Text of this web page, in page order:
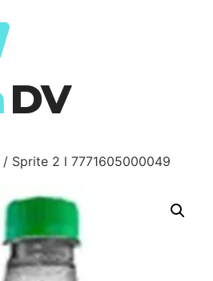
/ Sprite 2 l 7771605000049